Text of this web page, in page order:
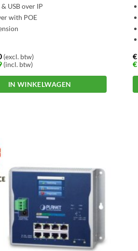
USB over IP
with POE
(excl. btw)
(incl. btw)
IN WINKELWAGEN
€
€